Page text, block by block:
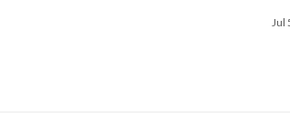
Jul